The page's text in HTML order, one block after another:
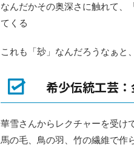
なんだかその奥深さに触れて、
てくる
これも「玅」なんだろうなぁと
希少伝統工芸
華雪さんからレクチャーを受け
馬の毛、鳥の羽、竹の繊維で作